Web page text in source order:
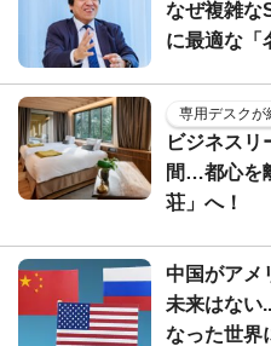
なぜ複雑な
に最適な「
専用デスクが
ビジネスリ
間…都心を
荘」へ！
中国がアメ
未来はない
なった世界